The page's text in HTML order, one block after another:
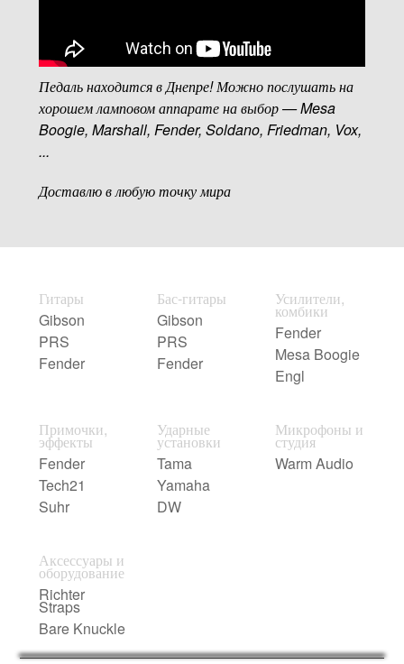
Педаль находится в Днепре! Можно послушать на
хорошем ламповом аппарате на выбор — Mesa
Boogie, Marshall, Fender, Soldano, Friedman, Vox,
...
Доставлю в любую точку мира
Гитары
Gibson
PRS
Fender
Бас-гитары
Gibson
PRS
Fender
Усилители,
комбики
Fender
Mesa Boogie
Engl
Примочки,
эффекты
Fender
Tech21
Suhr
Ударные
установки
Tama
Yamaha
DW
Микрофоны и
студия
Warm Audio
Аксессуары и
оборудование
Richter
Straps
Bare Knuckle